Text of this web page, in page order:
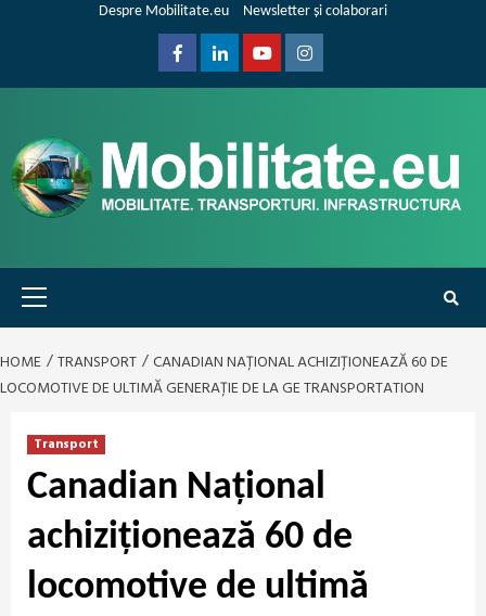
Despre Mobilitate.eu Newsletter și colaborari
FacebookLinkedinYoutubeInstagram
Primary
Menu
HOME TRANSPORT
CANADIAN NAȚIONAL ACHIZIȚIONEAZĂ 60 DE
LOCOMOTIVE DE ULTIMĂ GENERAȚIE DE LA GE TRANSPORTATION
Transport
Canadian Național
achiziționează 60 de
locomotive de ultimă